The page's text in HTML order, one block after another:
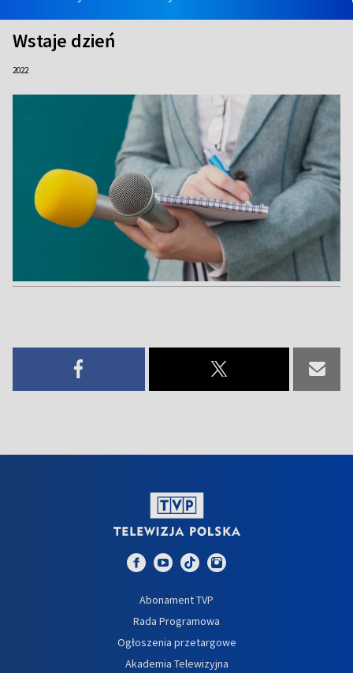
Wstaje dzień
2022
Abonament TVP
Rada Programowa
Ogłoszenia przetargowe
Akademia Telewizyjna